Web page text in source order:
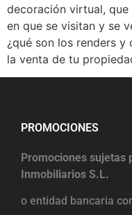
decoración virtual,
en que se visitan y se
¿qué son los renders
la venta de tu
PROMOCIONES
Promociones sujetas
Inmobiliarios S.L.
o entidad bancaria